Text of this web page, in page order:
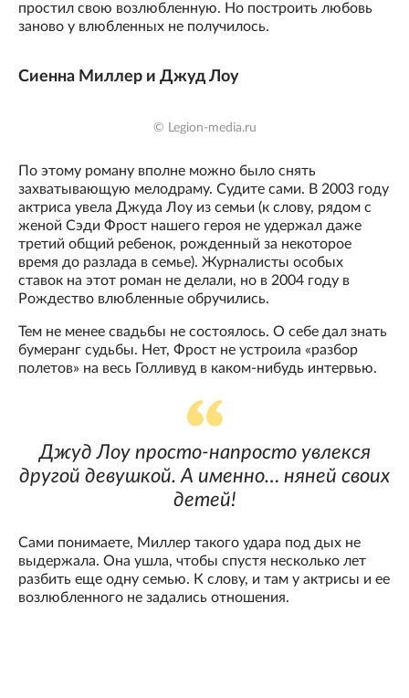
простил свою возлюбленную. Но построить любовь
заново у влюбленных не получилось.
Сиенна Миллер и Джуд Лоу
© Legion-media.ru
По этому роману вполне можно было снять
захватывающую мелодраму. Судите сами. В 2003 году
актриса увела Джуда Лоу из семьи (к слову, рядом с
женой Сэди Фрост нашего героя не удержал даже
третий общий ребенок, рожденный за некоторое
время до разлада в семье). Журналисты особых
ставок на этот роман не делали, но в 2004 году в
Рождество влюбленные обручились.
Тем не менее свадьбы не состоялось. О себе дал знать
бумеранг судьбы. Нет, Фрост не устроила «разбор
полетов» на весь Голливуд в каком-нибудь интервью.
Джуд Лоу просто-напросто увлекся
другой девушкой. А именно… няней своих
детей!
Сами понимаете, Миллер такого удара под дых не
выдержала. Она ушла, чтобы спустя несколько лет
разбить еще одну семью. К слову, и там у актрисы и ее
возлюбленного не задались отношения.